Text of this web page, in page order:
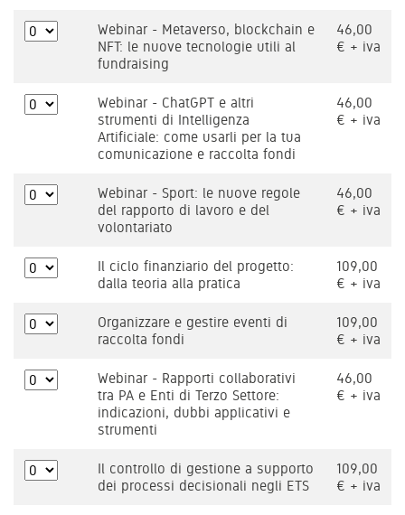
Webinar - Metaverso, blockchain e
NFT: le nuove tecnologie utili al
fundraising
46,00
€ + iva
Webinar - ChatGPT e altri
strumenti di Intelligenza
Artificiale: come usarli per la tua
comunicazione e raccolta fondi
46,00
€ + iva
Webinar - Sport: le nuove regole
del rapporto di lavoro e del
volontariato
46,00
€ + iva
Il ciclo finanziario del progetto:
dalla teoria alla pratica
109,00
€ + iva
Organizzare e gestire eventi di
raccolta fondi
109,00
€ + iva
Webinar - Rapporti collaborativi
tra PA e Enti di Terzo Settore:
indicazioni, dubbi applicativi e
strumenti
46,00
€ + iva
Il controllo di gestione a supporto
dei processi decisionali negli ETS
109,00
€ + iva